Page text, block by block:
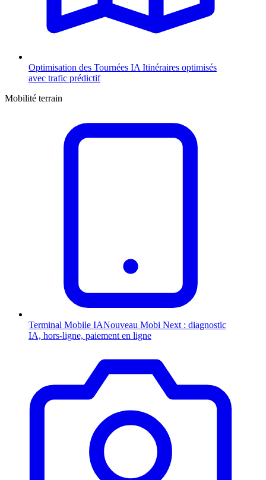
Optimisation des Tournées IA Itinéraires optimisés
avec trafic prédictif
Mobilité terrain
Terminal Mobile IANouveau Mobi Next : diagnostic
IA, hors-ligne, paiement en ligne